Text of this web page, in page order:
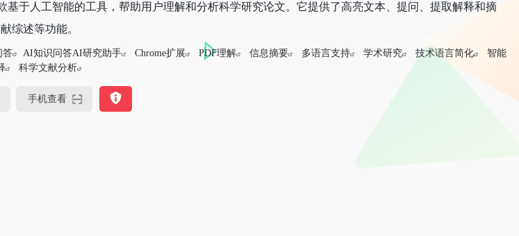
基于人工智能的工具，帮助用户理解和分析科学研究论文。它提供了高亮文本、提问、提取解释和摘
综述等功能。
答 AI知识问答AI研究助手 Chrome扩展 PDF理解 信息摘要 多语言支持 学术研究 技术语言简化
智能
科学文献分析
手机查看